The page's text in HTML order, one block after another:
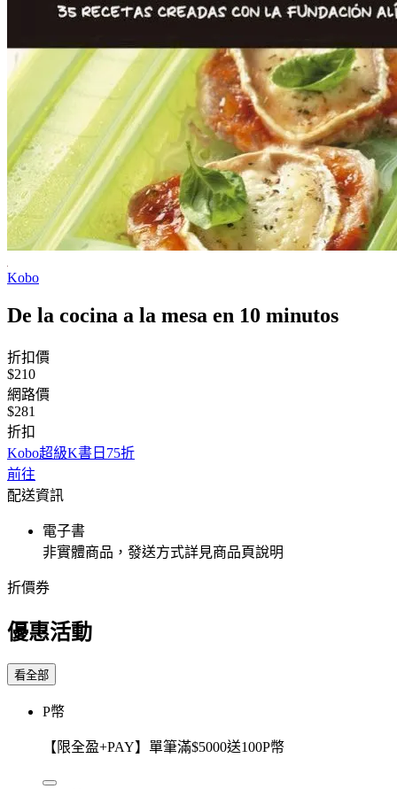
Kobo
De la cocina a la mesa en 10 minutos
折扣價
$210
網路價
$281
折扣
Kobo超級K書日75折
前往
配送資訊
電子書
非實體商品，發送方式詳見商品頁說明
折價券
優惠活動
看全部
P幣
【限全盈+PAY】單筆滿$5000送100P幣